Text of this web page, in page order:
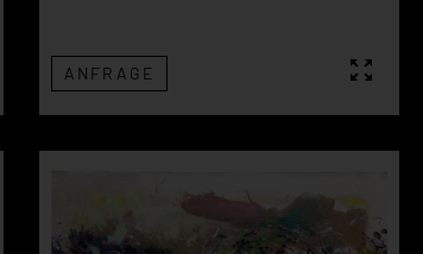
ANFRAGE